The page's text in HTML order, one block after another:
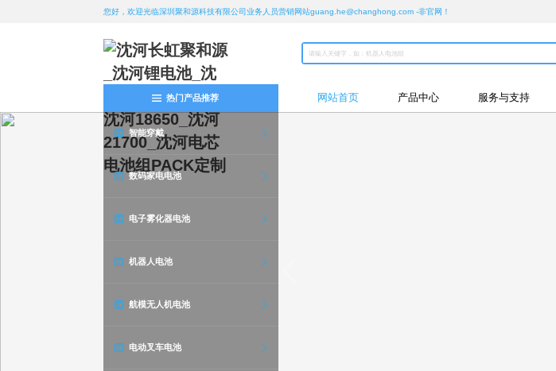
您好，欢迎光临深圳聚和源科技有限公司业务人员营销网站guang.he@changhong.com -非官网！
热门产品推荐
智能穿戴
数码家电电池
电子雾化器电池
机器人电池
航模无人机电池
电动叉车电池
网站首页 产品中心 服务与支持